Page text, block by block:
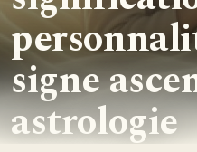
signe
astrologie